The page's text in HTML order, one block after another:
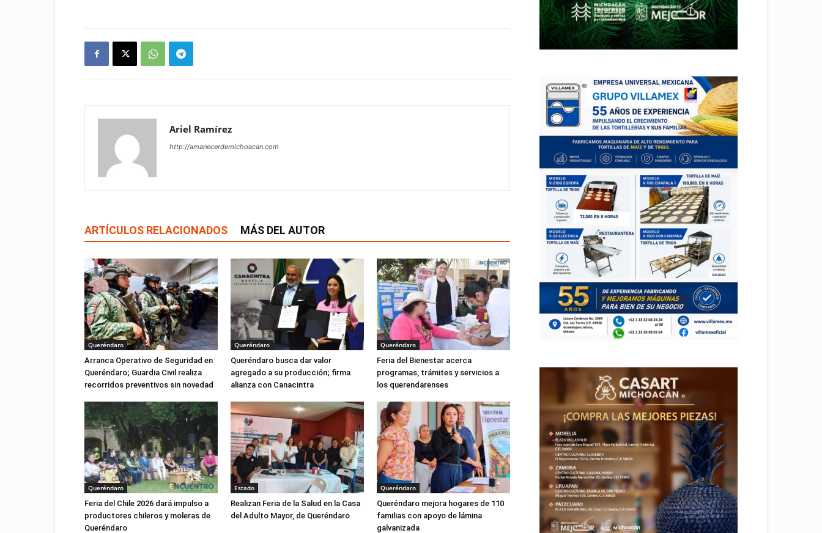
Ariel Ramírez
http://amanecerdemichoacan.com
ARTÍCULOS RELACIONADOS MÁS DEL AUTOR
Queréndaro
Arranca Operativo de Seguridad en
Queréndaro; Guardia Civil realiza
recorridos preventivos sin novedad
Queréndaro
Queréndaro busca dar valor
agregado a su producción; firma
alianza con Canacintra
Queréndaro
Feria del Bienestar acerca
programas, trámites y servicios a
los querendarenses
Queréndaro
Feria del Chile 2026 dará impulso a
productores chileros y moleras de
Queréndaro
Estado
Realizan Feria de la Salud en la Casa
del Adulto Mayor, de Queréndaro
Queréndaro
Queréndaro mejora hogares de 110
familias con apoyo de lámina
galvanizada